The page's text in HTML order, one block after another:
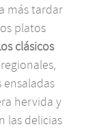
más tardar
platos
clásicos
hervida y
las delicias